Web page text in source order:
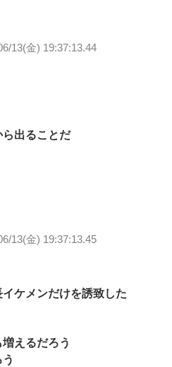
13(金) 19:37:13.44
出ることだ
13(金) 19:37:13.45
ケメンだけを誘致した
えるだろう